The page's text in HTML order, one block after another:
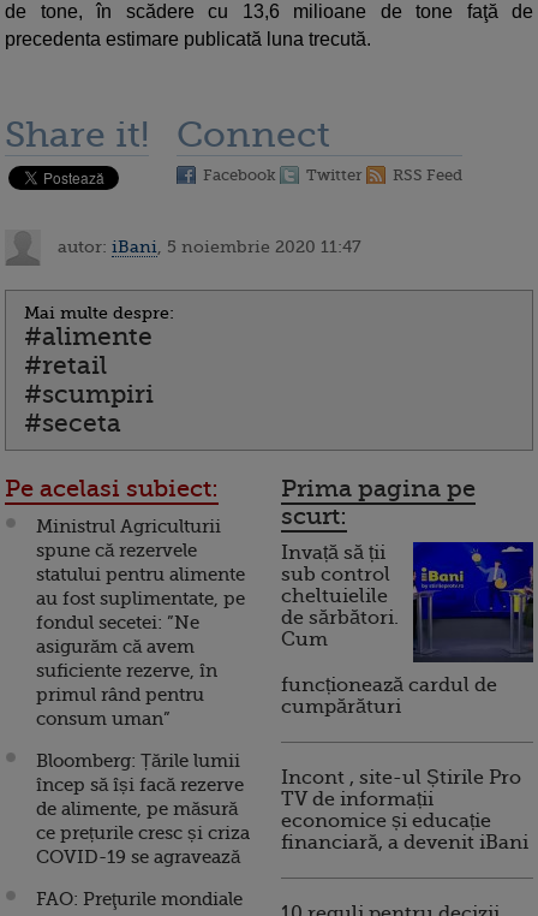
de tone, în scădere cu 13,6 milioane de tone faţă de
precedenta estimare publicată luna trecută.
Share it! Connect
Facebook Twitter RSS Feed
autor: iBani , 5 noiembrie 2020 11:47
Mai multe despre:
#alimente
#retail
#scumpiri
#seceta
Pe acelasi subiect:
Ministrul Agriculturii
spune că rezervele
statului pentru alimente
au fost suplimentate, pe
fondul secetei: ”Ne
asigurăm că avem
suficiente rezerve, în
primul rând pentru
consum uman”
Bloomberg: Țările lumii
încep să își facă rezerve
de alimente, pe măsură
ce prețurile cresc și criza
COVID-19 se agravează
FAO: Preţurile mondiale
Prima pagina pe
scurt:
Invață să ții
sub control
cheltuielile
de sărbători.
Cum
funcționează cardul de
cumpărături
Incont , site-ul Știrile Pro
TV de informații
economice și educație
financiară, a devenit iBani